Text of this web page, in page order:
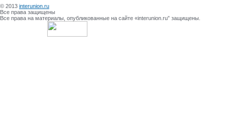
© 2013 interunion.ru
Все права защищены
Все права на материалы, опубликованные на сайте «interunion.ru” защищены.